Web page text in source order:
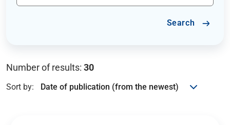
Search
Number of results: 30
Sort by: